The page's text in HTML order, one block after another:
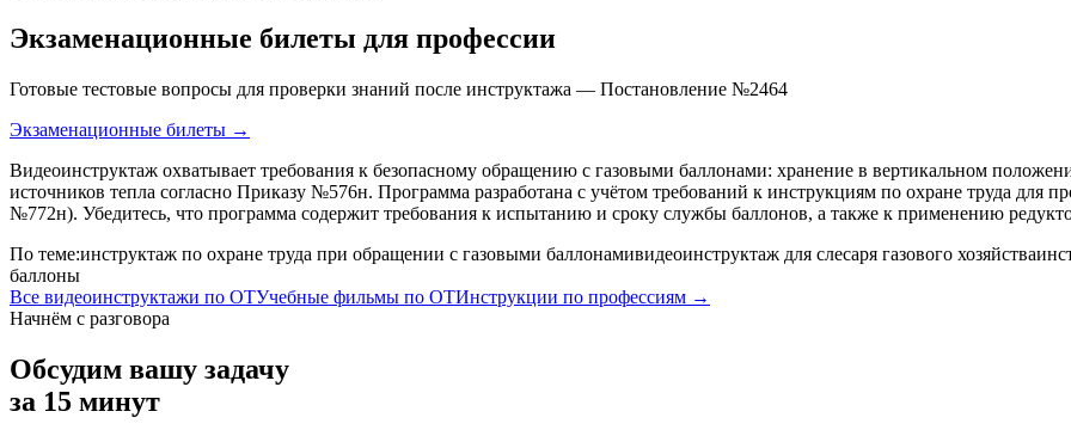
Экзаменационные билеты для профессии
Готовые тестовые вопросы для проверки знаний после инструктажа — Постановление №2464
Экзаменационные билеты →
Видеоинструктаж охватывает требования к безопасному обращению с газовыми баллонами: хранение в вертикальном
источников тепла согласно Приказу №576н. Программа разработана с учётом требований к инструкциям по охране труда для
№772н). Убедитесь, что программа содержит требования к испытанию и сроку службы баллонов, а также к применению
По теме:инструктаж по охране труда при обращении с газовыми баллонамивидеоинструктаж для слесаря газового хозяйства
баллоны
Все видеоинструктажи по ОТУчебные фильмы по ОТИнструкции по профессиям →
Начнём с разговора
Обсудим вашу задачу
за 15 минут